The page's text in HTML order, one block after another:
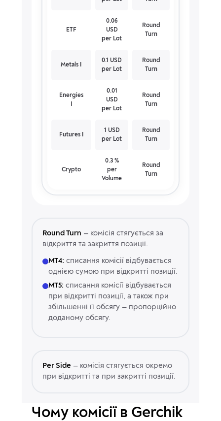
ETF
0.06
USD
per Lot
Round
Turn
Metals I
0.1 USD
per Lot
Round
Turn
Energies
0.01
USD
per Lot
Round
Turn
Futures I
1 USD
per Lot
Round
Turn
Crypto
0.3 %
per
Volume
Round
Turn
Round Turn — комісія стягується за
відкриття та закриття позиції.
MT4: списання комісії відбувається
однією сумою при відкритті позиції.
MT5: списання комісії відбувається
при відкритті позиції, а також при
збільшенні її обсягу — пропорційно
доданому обсягу.
Per Side — комісія стягується окремо
при відкритті та при закритті позиції.
Чому комісії в Gerchik